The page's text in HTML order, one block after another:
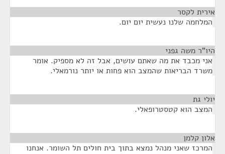
אירית לקסר
המלחמה שלנו נעשית יום יום.
היו"ר משה גפני
אני מכבד את מה שאתם עושים, אבל זה לא מספיק. אומר
משרד הבריאות שהמצב הוא פחות או יותר נורמאלי.
יולי גת
המצב הוא קטסטרופאלי.
אלון קלמן
המרכז שאני מנהל נמצא בתוך בית חולים תל השומר. אנחנו